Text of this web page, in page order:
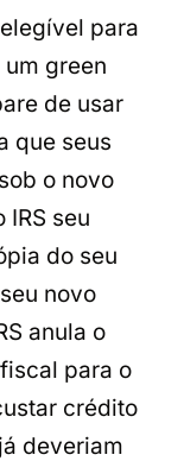
para
green
de usar
que seus
o novo
IRS seu
do seu
novo
anula o
para o
crédito
deveriam